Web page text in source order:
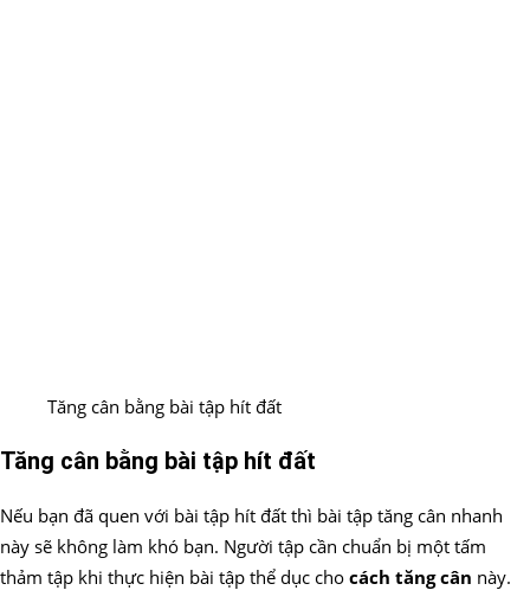
Tăng cân bằng bài tập hít đất
Tăng cân bằng bài tập hít đất
Nếu bạn đã quen với bài tập hít đất thì bài tập tăng cân nhanh
này sẽ không làm khó bạn. Người tập cần chuẩn bị một tấm
thảm tập khi thực hiện bài tập thể dục cho cách tăng cân này.